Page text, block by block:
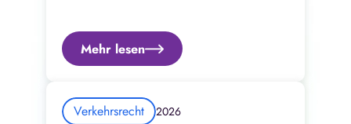
Mehr lesen
Verkehrsrecht 2026